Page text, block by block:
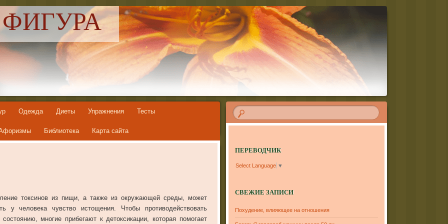
Одежда Диеты Упражнения Тесты
Библиотека Карта сайта
токсинов из пищи, а также из окружающей среды, может
у человека чувство истощения. Чтобы противодействовать
состоянию, многие прибегают к детоксикации, которая помогает
ПЕРЕВОДЧИК
Select Language ▼
СВЕЖИЕ ЗАПИСИ
Похудение, влияющее на отношения